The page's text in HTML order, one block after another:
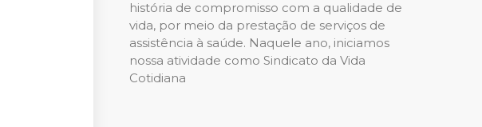
história de compromisso com a qualidade de
vida, por meio da prestação de serviços de
assistência à saúde. Naquele ano, iniciamos
nossa atividade como Sindicato da Vida
Cotidiana